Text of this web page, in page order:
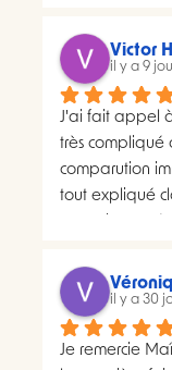
distributions à
semblait
analyse
nombreux avis
je lui ai envoyé
dossier. Je lui
reprises, de
proposé un
200 euros.
pièces de mon
les chances de
Victor
il y a 9
J'ai fait appel
très compliqué
comparution
tout expliqué
sérieux,
tout, je leil y a 30
Je remercie